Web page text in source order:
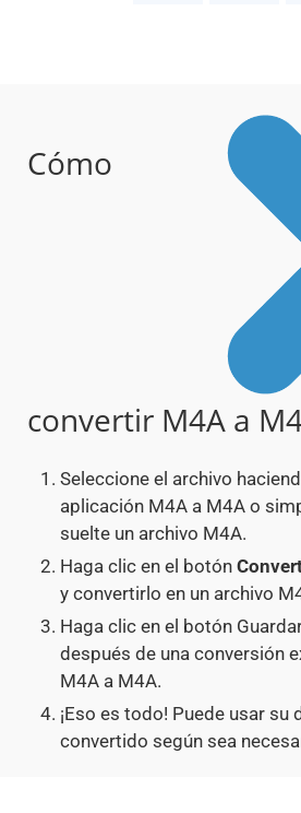
Cómo
convertir M4A a
Seleccione el archivo
aplicación M4A a M4A o
suelte un archivo M4A.
Haga clic en el botón
y convertirlo en un archivo
Haga clic en el botón
después de una conversión
M4A a M4A.
¡Eso es todo! Puede usar
convertido según sea